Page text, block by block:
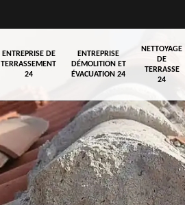
ENTREPRISE DE
TERRASSEMENT
24
ENTREPRISE
DÉMOLITION ET
ÉVACUATION 24
NETTOYAGE
DE
TERRASSE
24